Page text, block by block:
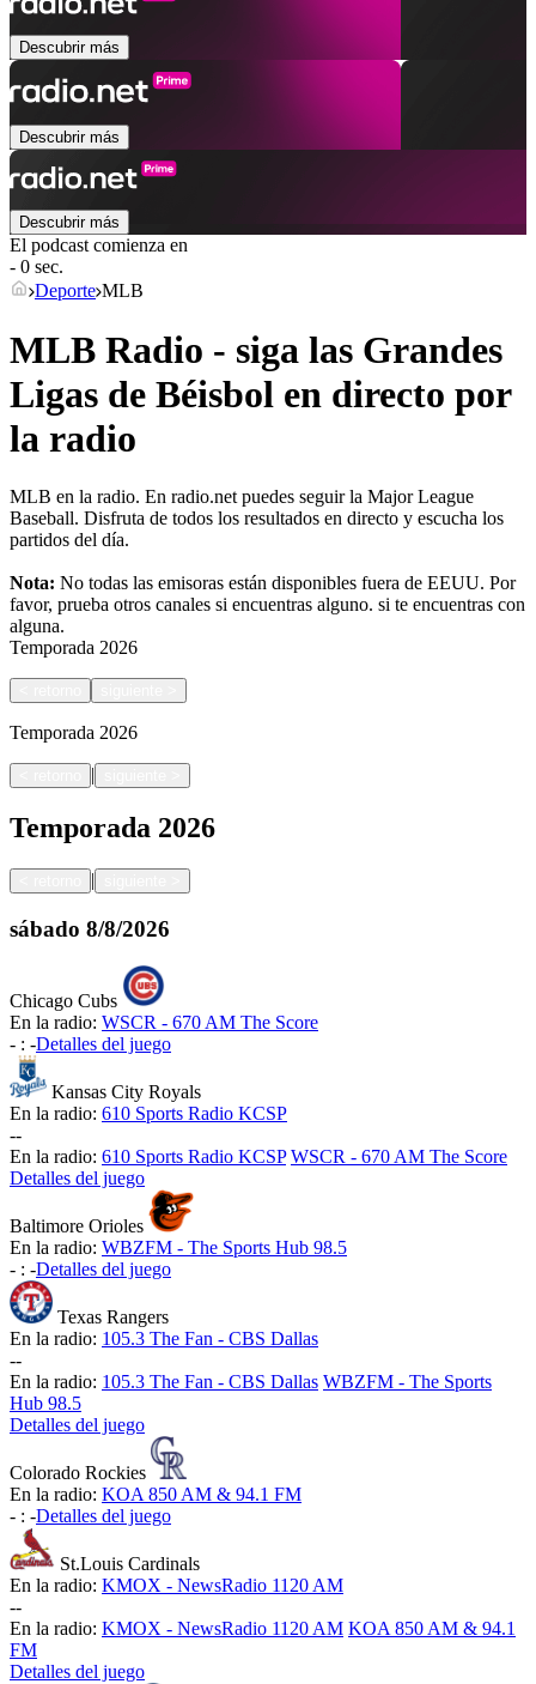
Descubrir más
Descubrir más
Descubrir más
El podcast comienza en
- 0 sec.
Deporte MLB
MLB Radio - siga las Grandes
Ligas de Béisbol en directo por
la radio
MLB en la radio. En radio.net puedes seguir la Major League
Baseball. Disfruta de todos los resultados en directo y escucha los
partidos del día.
Nota: No todas las emisoras están disponibles fuera de EEUU. Por
favor, prueba otros canales si encuentras alguno. si te encuentras con
alguna.
Temporada 2026
Temporada 2026
|
Temporada 2026
|
sábado 8/8/2026
Chicago Cubs
En la radio: WSCR - 670 AM The Score
- : -Detalles del juego
Kansas City Royals
En la radio: 610 Sports Radio KCSP
--
En la radio: 610 Sports Radio KCSP WSCR - 670 AM The Score
Detalles del juego
Baltimore Orioles
En la radio: WBZFM - The Sports Hub 98.5
- : -Detalles del juego
Texas Rangers
En la radio: 105.3 The Fan - CBS Dallas
--
En la radio: 105.3 The Fan - CBS Dallas WBZFM - The Sports
Hub 98.5
Detalles del juego
Colorado Rockies
En la radio: KOA 850 AM & 94.1 FM
- : -Detalles del juego
St.Louis Cardinals
En la radio: KMOX - NewsRadio 1120 AM
--
En la radio: KMOX - NewsRadio 1120 AM KOA 850 AM & 94.1
FM
Detalles del juego